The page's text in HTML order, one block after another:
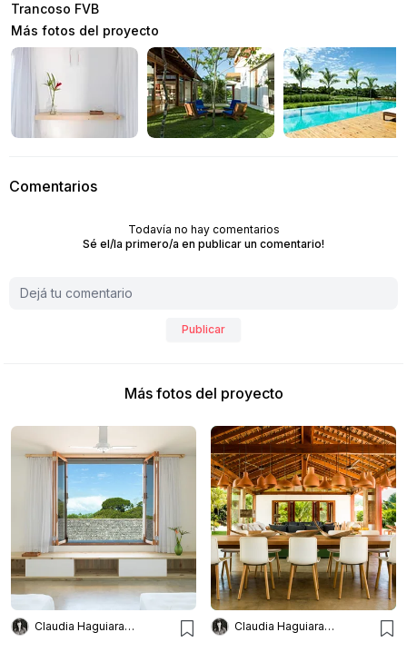
Trancoso FVB
Más fotos del proyecto
Comentarios
Todavía no hay comentarios
Sé el/la primero/a en publicar un comentario!
Publicar
Más fotos del proyecto
Claudia Haguiara Arquitetura Claudia Haguiara Arquitetura